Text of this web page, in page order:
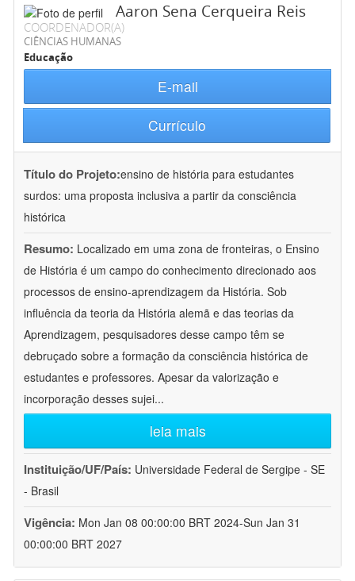
Aaron Sena Cerqueira Reis
COORDENADOR(A)
CIÊNCIAS HUMANAS
Educação
E-mail
Currículo
Título do Projeto:ensino de história para estudantes
surdos: uma proposta inclusiva a partir da consciência
histórica
Resumo: Localizado em uma zona de fronteiras, o Ensino
de História é um campo do conhecimento direcionado aos
processos de ensino-aprendizagem da História. Sob
influência da teoria da História alemã e das teorias da
Aprendizagem, pesquisadores desse campo têm se
debruçado sobre a formação da consciência histórica de
estudantes e professores. Apesar da valorização e
incorporação desses sujei...
leia mais
Instituição/UF/País: Universidade Federal de Sergipe - SE
- Brasil
Vigência: Mon Jan 08 00:00:00 BRT 2024-Sun Jan 31
00:00:00 BRT 2027